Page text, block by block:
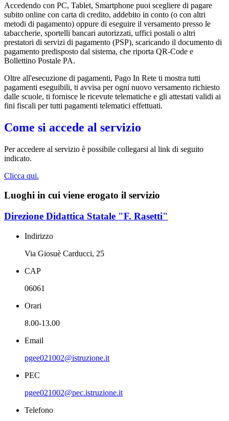
Accedendo con PC, Tablet, Smartphone puoi scegliere di pagare
subito online con carta di credito, addebito in conto (o con altri
metodi di pagamento) oppure di eseguire il versamento presso le
tabaccherie, sportelli bancari autorizzati, uffici postali o altri
prestatori di servizi di pagamento (PSP), scaricando il documento di
pagamento predisposto dal sistema, che riporta QR-Code e
Bollettino Postale PA.
Oltre all'esecuzione di pagamenti, Pago In Rete ti mostra tutti
pagamenti eseguibili, ti avvisa per ogni nuovo versamento richiesto
dalle scuole, ti fornisce le ricevute telematiche e gli attestati validi ai
fini fiscali per tutti pagamenti telematici effettuati.
Come si accede al servizio
Per accedere al servizio è possibile collegarsi al link di seguito
indicato.
Clicca qui.
Luoghi in cui viene erogato il servizio
Direzione Didattica Statale "F. Rasetti"
Indirizzo
Via Giosuè Carducci, 25
CAP
06061
Orari
8.00-13.00
Email
pgee021002@istruzione.it
PEC
pgee021002@pec.istruzione.it
Telefono